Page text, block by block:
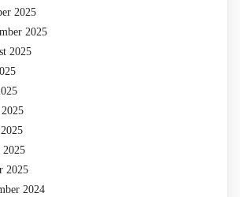
2025
2025
2025
2025
2025
2024